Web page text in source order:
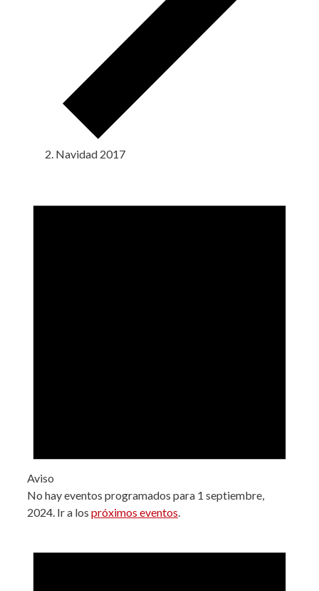
Navidad 2017
en
Aviso
No hay eventos programados para 1 septiembre,
2024. Ir a los próximos eventos